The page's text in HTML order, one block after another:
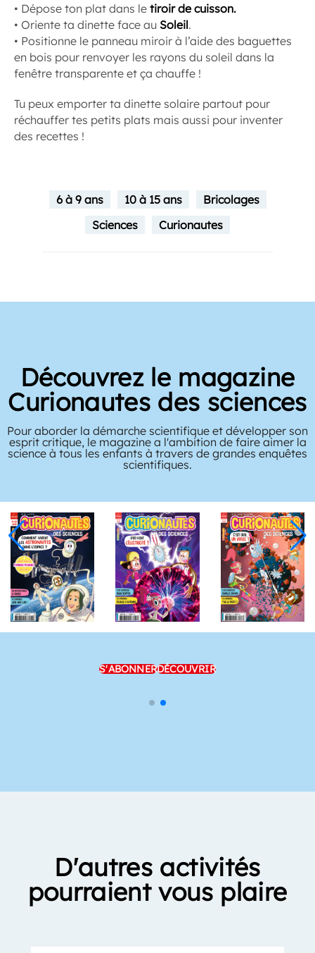
• Dépose ton plat dans le tiroir de cuisson.
• Oriente ta dinette face au Soleil.
• Positionne le panneau miroir à l’aide des baguettes
en bois pour renvoyer les rayons du soleil dans la
fenêtre transparente et ça chauffe !
Tu peux emporter ta dinette solaire partout pour
réchauffer tes petits plats mais aussi pour inventer
des recettes !
6 à 9 ans 10 à 15 ans
Bricolages
Sciences
Curionautes
Découvrez le magazine
Curionautes des sciences
Pour aborder la démarche scientifique et développer son
esprit critique, le magazine a l'ambition de faire aimer la
science à tous les enfants à travers de grandes enquêtes
scientifiques.
S'ABONNERDÉCOUVRIR
D'autres activités
pourraient vous plaire